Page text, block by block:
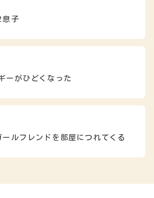
息子
ーがひどくなった
ルフレンドを部屋につれてくる